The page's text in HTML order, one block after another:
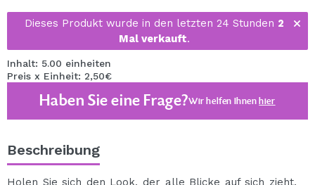
Dieses Produkt wurde in den letzten 24 Stunden 2
Mal verkauft.
Inhalt: 5.00 einheiten
Preis x Einheit: 2,50€
Haben Sie eine Frage?Wir helfen Ihnenhier
Beschreibung
Holen Sie sich den Look, der alle Blicke auf sich zieht,